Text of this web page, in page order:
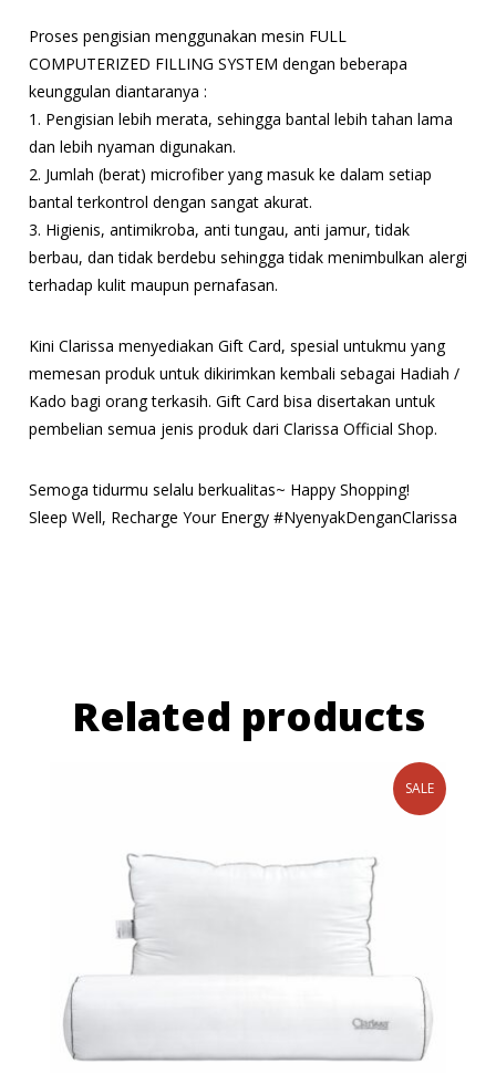
Proses pengisian menggunakan mesin FULL
COMPUTERIZED FILLING SYSTEM dengan beberapa
keunggulan diantaranya :
1. Pengisian lebih merata, sehingga bantal lebih tahan lama
dan lebih nyaman digunakan.
2. Jumlah (berat) microfiber yang masuk ke dalam setiap
bantal terkontrol dengan sangat akurat.
3. Higienis, antimikroba, anti tungau, anti jamur, tidak
berbau, dan tidak berdebu sehingga tidak menimbulkan alergi
terhadap kulit maupun pernafasan.
Kini Clarissa menyediakan Gift Card, spesial untukmu yang
memesan produk untuk dikirimkan kembali sebagai Hadiah /
Kado bagi orang terkasih. Gift Card bisa disertakan untuk
pembelian semua jenis produk dari Clarissa Official Shop.
Semoga tidurmu selalu berkualitas~ Happy Shopping!
Sleep Well, Recharge Your Energy #NyenyakDenganClarissa
Related products
SALE